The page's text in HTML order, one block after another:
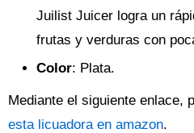
Juilist Juicer logra un
frutas y verduras con
Color: Plata.
Mediante el siguiente enlace,
esta licuadora en amazon.